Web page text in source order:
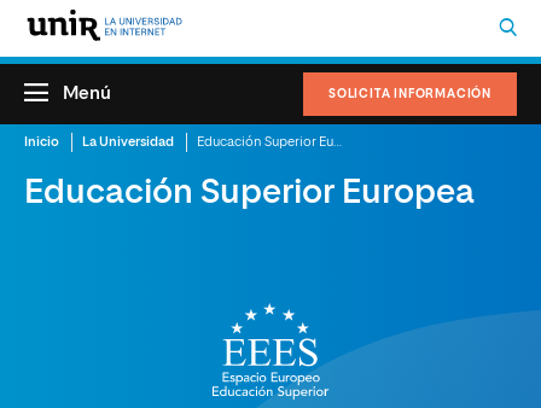
SOLICITA INFORMACIÓN
Menú
Inicio La Universidad
Educación Superior Europea